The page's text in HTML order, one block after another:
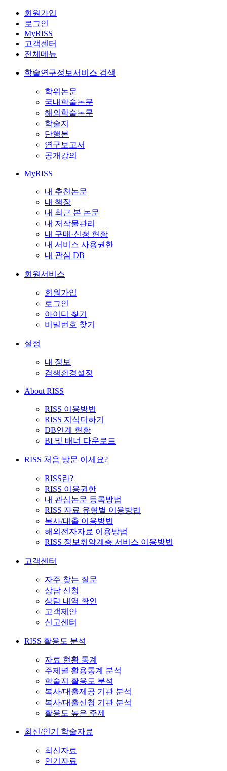
회원가입
로그인
MyRISS
고객센터
전체메뉴
학술연구정보서비스 검색
학위논문
국내학술논문
해외학술논문
학술지
단행본
연구보고서
공개강의
MyRISS
내 추천논문
내 책장
내 최근 본 논문
내 저작물관리
내 구매·신청 현황
내 서비스 사용권한
내 관심 DB
회원서비스
회원가입
로그인
아이디 찾기
비밀번호 찾기
설정
내 정보
검색환경설정
About RISS
RISS 이용방법
RISS 지식더하기
DB연계 현황
BI 및 배너 다운로드
RISS 처음 방문 이세요?
RISS란?
RISS 이용권한
내 관심논문 등록방법
RISS 자료 유형별 이용방법
복사/대출 이용방법
해외전자자료 이용방법
RISS 정보취약계층 서비스 이용방법
고객센터
자주 찾는 질문
상담 신청
상담 내역 확인
고객제안
신고센터
RISS 활용도 분석
자료 현황 통계
주제별 활용통계 분석
학술지 활용도 분석
복사/대출제공 기관 분석
복사/대출신청 기관 분석
활용도 높은 주제
최신/인기 학술자료
최신자료
인기자료